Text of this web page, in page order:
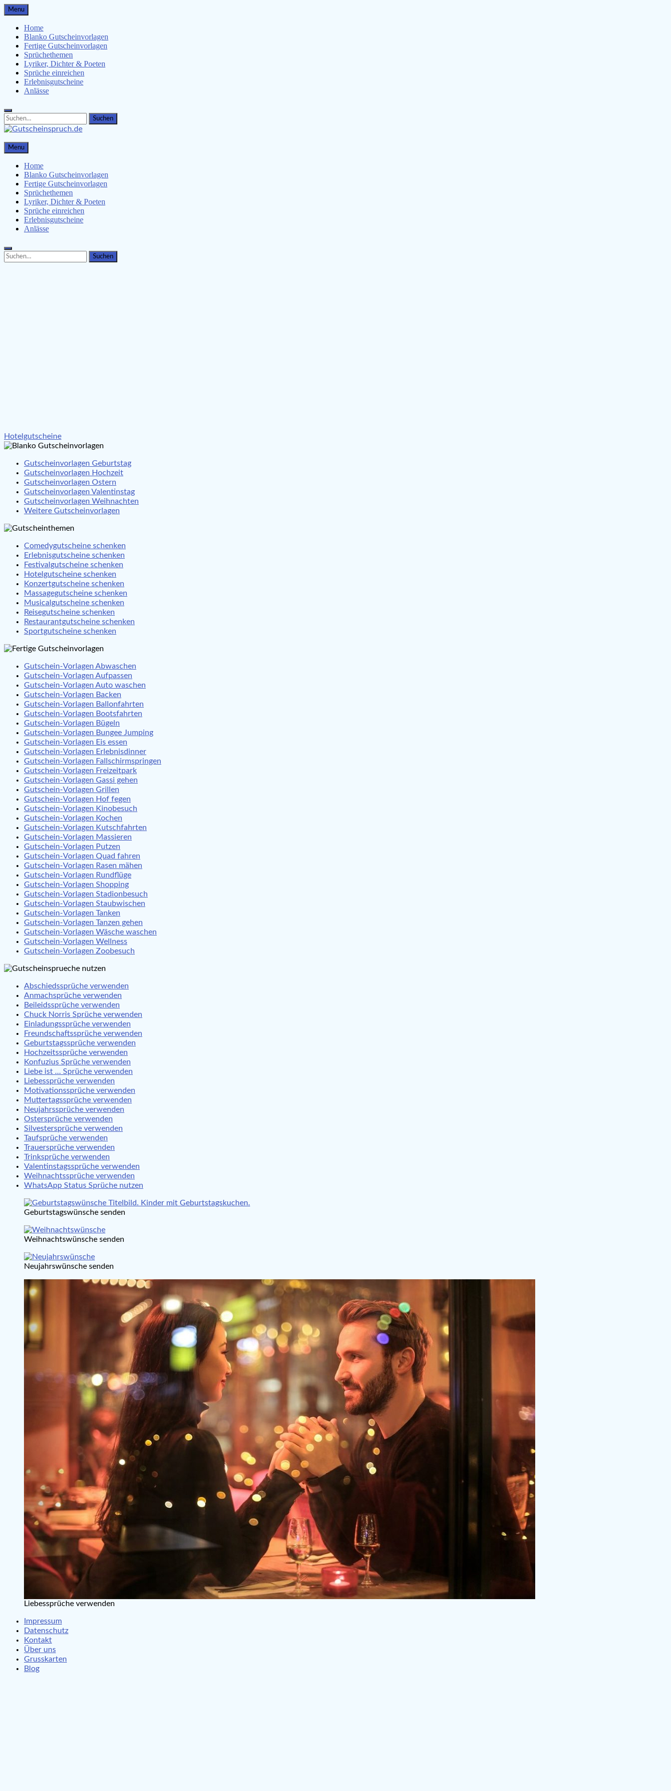
Skip
to
content
Menu
Home
Blanko Gutscheinvorlagen
Fertige Gutscheinvorlagen
Sprüchethemen
Lyriker, Dichter & Poeten
Sprüche einreichen
Erlebnisgutscheine
Anlässe
Search
for:
Search
Gutscheinspruch.de
Gutscheinsprüche & Gutscheinvorlagen finden
Menu
Home
Blanko Gutscheinvorlagen
Fertige Gutscheinvorlagen
Sprüchethemen
Lyriker, Dichter & Poeten
Sprüche einreichen
Erlebnisgutscheine
Anlässe
Search
for:
Search
Beitragsnavigation
Hotelgutscheine
Gutscheinvorlagen Geburtstag
Gutscheinvorlagen Hochzeit
Gutscheinvorlagen Ostern
Gutscheinvorlagen Valentinstag
Gutscheinvorlagen Weihnachten
Weitere Gutscheinvorlagen
Comedygutscheine schenken
Erlebnisgutscheine schenken
Festivalgutscheine schenken
Hotelgutscheine schenken
Konzertgutscheine schenken
Massagegutscheine schenken
Musicalgutscheine schenken
Reisegutscheine schenken
Restaurantgutscheine schenken
Sportgutscheine schenken
Gutschein-Vorlagen Abwaschen
Gutschein-Vorlagen Aufpassen
Gutschein-Vorlagen Auto waschen
Gutschein-Vorlagen Backen
Gutschein-Vorlagen Ballonfahrten
Gutschein-Vorlagen Bootsfahrten
Gutschein-Vorlagen Bügeln
Gutschein-Vorlagen Bungee Jumping
Gutschein-Vorlagen Eis essen
Gutschein-Vorlagen Erlebnisdinner
Gutschein-Vorlagen Fallschirmspringen
Gutschein-Vorlagen Freizeitpark
Gutschein-Vorlagen Gassi gehen
Gutschein-Vorlagen Grillen
Gutschein-Vorlagen Hof fegen
Gutschein-Vorlagen Kinobesuch
Gutschein-Vorlagen Kochen
Gutschein-Vorlagen Kutschfahrten
Gutschein-Vorlagen Massieren
Gutschein-Vorlagen Putzen
Gutschein-Vorlagen Quad fahren
Gutschein-Vorlagen Rasen mähen
Gutschein-Vorlagen Rundflüge
Gutschein-Vorlagen Shopping
Gutschein-Vorlagen Stadionbesuch
Gutschein-Vorlagen Staubwischen
Gutschein-Vorlagen Tanken
Gutschein-Vorlagen Tanzen gehen
Gutschein-Vorlagen Wäsche waschen
Gutschein-Vorlagen Wellness
Gutschein-Vorlagen Zoobesuch
Abschiedssprüche verwenden
Anmachsprüche verwenden
Beileidssprüche verwenden
Chuck Norris Sprüche verwenden
Einladungssprüche verwenden
Freundschaftssprüche verwenden
Geburtstagssprüche verwenden
Hochzeitssprüche verwenden
Konfuzius Sprüche verwenden
Liebe ist … Sprüche verwenden
Liebessprüche verwenden
Motivationssprüche verwenden
Muttertagssprüche verwenden
Neujahrssprüche verwenden
Ostersprüche verwenden
Silvestersprüche verwenden
Taufsprüche verwenden
Trauersprüche verwenden
Trinksprüche verwenden
Valentinstagssprüche verwenden
Weihnachtssprüche verwenden
WhatsApp Status Sprüche nutzen
Geburtstagswünsche senden
Weihnachtswünsche senden
Neujahrswünsche senden
Liebessprüche verwenden
Impressum
Datenschutz
Kontakt
Über uns
Grusskarten
Blog